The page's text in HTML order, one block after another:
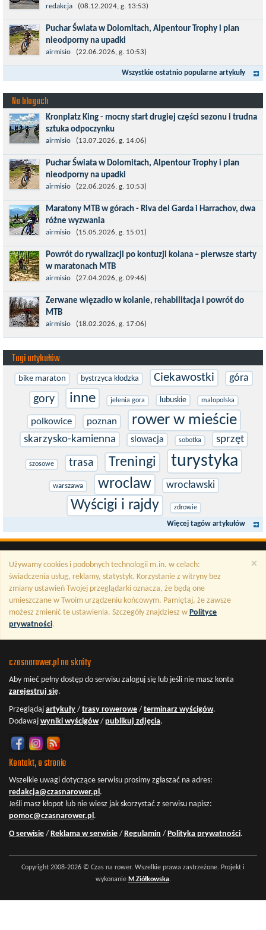
Wszyscy już zdążyli zapomnieć, jaką rewolucją okazały się
rowery typu 29'er. Z początku wydawało się, że będzie to dobry
kompromis dla...
redakcja (08.12.2024, g. 13:53)
Puchar Świata w Dolomitach, Alpentour Trophy i plan
nieodporny na upadki
Czerwiec w moim planie oznaczał wejście w najbardziej
wymagający etap i cel pierwszej części sezonu: Puchar Świata w
maratonie MTB w Dolomitach...
airmisio (22.06.2026, g. 10:53)
Wszystkie ostatnio popularne artykuły
Na blogach
Kronplatz King - mocny start drugiej części sezonu i trudna
sztuka odpoczynku
Kronplatz King, epicki MTB Maraton z metą na 2275 m we
włoskich Alpach – łącznie 3000 metrów przewyższenia na
dystansie 60 km, ze...
airmisio (13.07.2026, g. 14:06)
Puchar Świata w Dolomitach, Alpentour Trophy i plan
nieodporny na upadki
Czerwiec w moim planie oznaczał wejście w najbardziej
wymagający etap i cel pierwszej części sezonu: Puchar Świata w
maratonie MTB w Dolomitach...
airmisio (22.06.2026, g. 10:53)
Maratony MTB w górach - Riva del Garda i Harrachov, dwa
różne wyzwania
Maj to idealny czas, by z płaskich i szybkich wyścigów przejść do
znacznie bardziej ambitnych wyzwań, jakimi są górskie wyścigi
MTB....
airmisio (15.05.2026, g. 15:01)
Powrót do rywalizacji po kontuzji kolana – pierwsze starty
w maratonach MTB
Prawdziwym testem po kontuzji kolana i uszkodzeniu więzadeł
jest powrót do sportowej rywalizacji. Podczas zawodów znikają
bariery,...
airmisio (27.04.2026, g. 09:46)
Zerwane więzadło w kolanie, rehabilitacja i powrót do
MTB
W sporcie nie ma kalkulacji, niezależnie od stopnia
zaawansowania. Trenujesz, startujesz w zawodach i chcesz po
prostu oddać się grze, dać z siebie...
airmisio (18.02.2026, g. 17:06)
Tagi artykułów
bike maraton bystrzyca kłodzka Ciekawostki góra
gory inne jelenia gora lubuskie malopolska
polkowice poznan rower w mieście
skarzysko-kamienna slowacja sobotka sprzęt
szosowe trasa Treningi turystyka
warszawa wroclaw wrocławski
Wyścigi i rajdy zdrowie
Więcej tagów artykułów
×
Używamy cookies i podobnych technologii m.in. w celach:
świadczenia usług, reklamy, statystyk. Korzystanie z witryny bez
zmiany ustawień Twojej przeglądarki oznacza, że będą one
umieszczane w Twoim urządzeniu końcowym. Pamiętaj, że zawsze
możesz zmienić te ustawienia. Szczegóły znajdziesz w Polityce
prywatności.
czasnarower.pl na skróty
Aby mieć pełny dostęp do serwisu zaloguj się lub jeśli nie masz konta
zarejestruj się.
Przeglądaj artykuły / trasy rowerowe / terminarz wyścigów.
Dodawaj wyniki wyścigów/ publikuj zdjęcia.
Kontakt, o stronie
Wszelkie uwagi dotyczące serwisu prosimy zgłaszać na adres:
redakcja@czasnarower.pl.
Jeśli masz kłopot lub nie wiesz jak skorzystać z serwisu napisz:
pomoc@czasnarower.pl.
O serwisie / Reklama w serwisie / Regulamin / Polityka prywatności.
Copyright 2008-2026 © Czas na rower. Wszelkie prawa zastrzeżone. Projekt i
wykonanie M.Ziółkowska.